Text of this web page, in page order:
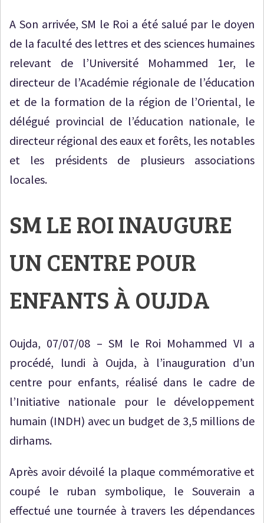
A Son arrivée, SM le Roi a été salué par le doyen
de la faculté des lettres et des sciences humaines
relevant de l’Université Mohammed 1er, le
directeur de l’Académie régionale de l’éducation
et de la formation de la région de l’Oriental, le
délégué provincial de l’éducation nationale, le
directeur régional des eaux et forêts, les notables
et les présidents de plusieurs associations
locales.
SM LE ROI INAUGURE
UN CENTRE POUR
ENFANTS À OUJDA
Oujda, 07/07/08 – SM le Roi Mohammed VI a
procédé, lundi à Oujda, à l’inauguration d’un
centre pour enfants, réalisé dans le cadre de
l’Initiative nationale pour le développement
humain (INDH) avec un budget de 3,5 millions de
dirhams.
Après avoir dévoilé la plaque commémorative et
coupé le ruban symbolique, le Souverain a
effectué une tournée à travers les dépendances